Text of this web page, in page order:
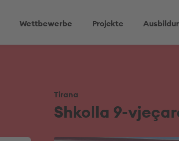
Wettbewerbe Projekte
Tirana
Shkolla 9-